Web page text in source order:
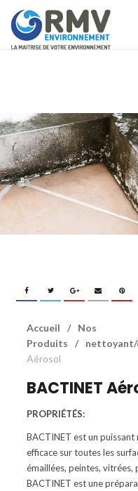
Accueil /
Nos
Produits
/
Aérosol
BACTINET
PROPRIÉTÉS:
BACTINET est un
efficace sur toutes les
émaillées, peintes,
BACTINET est une